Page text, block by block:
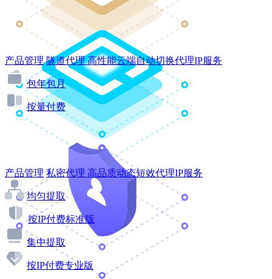
产品管理 隧道代理 高性能云端自动切换代理IP服务
包年包月
按量付费
产品管理 私密代理 高品质动态短效代理IP服务
均匀提取
按IP付费标准版
集中提取
按IP付费专业版